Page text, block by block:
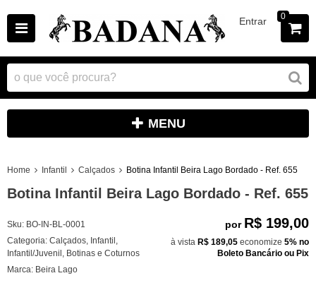
Entrar 0
MENU
Home Infantil Calçados Botina Infantil Beira Lago Bordado - Ref. 655
Botina Infantil Beira Lago Bordado - Ref. 655
Sku: BO-IN-BL-0001
Categoria: Calçados Infantil
Infantil/Juvenil Botinas e Coturnos
Marca: Beira Lago
por R$ 199,00
à vista R$ 189,05 economize 5% no
Boleto Bancário ou Pix